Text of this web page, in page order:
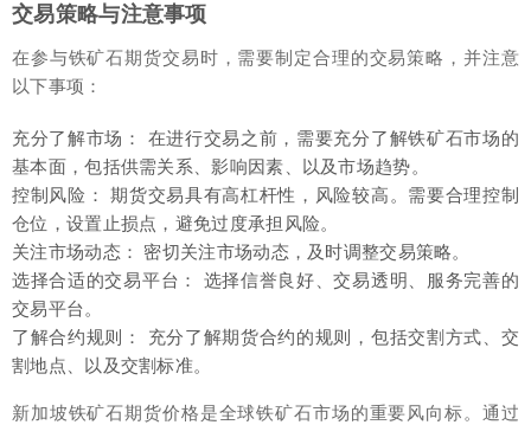
交易策略与注意事项
在参与铁矿石期货交易时，需要制定合理的交易策略，并注意
以下事项：
充分了解市场： 在进行交易之前，需要充分了解铁矿石市场的
基本面，包括供需关系、影响因素、以及市场趋势。
控制风险： 期货交易具有高杠杆性，风险较高。需要合理控制
仓位，设置止损点，避免过度承担风险。
关注市场动态： 密切关注市场动态，及时调整交易策略。
选择合适的交易平台： 选择信誉良好、交易透明、服务完善的
交易平台。
了解合约规则： 充分了解期货合约的规则，包括交割方式、交
割地点、以及交割标准。
新加坡铁矿石期货价格是全球铁矿石市场的重要风向标。通过